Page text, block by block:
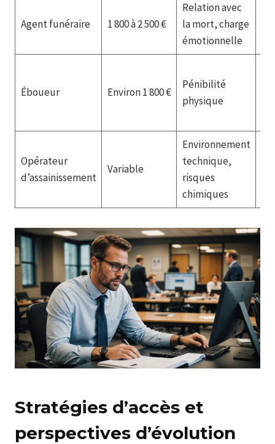
Agent funéraire 1 800 à 2 500 €
Relation avec
la mort, charge
émotionnelle
Éboueur Environ 1 800 €
Pénibilité
physique
Opérateur
d’assainissement
Variable
Environnement
technique,
risques
chimiques
Stratégies d’accès et
perspectives d’évolution